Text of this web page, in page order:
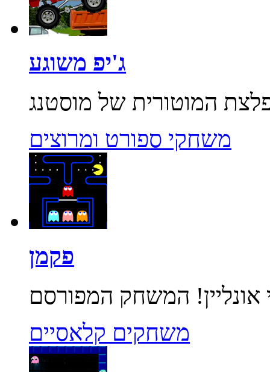
ג'יפ משוגע
משחקי ספורט ומרוצים
פקמן
משחקים קלאסיים